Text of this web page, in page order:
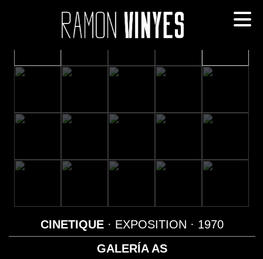
CINETIQUE · EXPOSITION · 1970
GALERÍA AS